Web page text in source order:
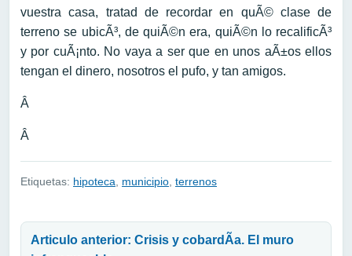
vuestra casa, tratad de recordar en quÃ© clase de
terreno se ubicÃ³, de quiÃ©n era, quiÃ©n lo recalificÃ³
y por cuÃ¡nto. No vaya a ser que en unos aÃ±os ellos
tengan el dinero, nosotros el pufo, y tan amigos.
Â
Â
Etiquetas: hipoteca municipio terrenos
Articulo anterior: Crisis y cobardÃ­a. El muro